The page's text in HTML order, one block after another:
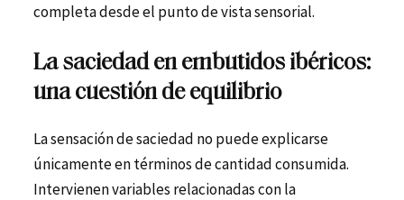
completa desde el punto de vista sensorial.
La saciedad en embutidos ibéricos:
una cuestión de equilibrio
La sensación de saciedad no puede explicarse
únicamente en términos de cantidad consumida.
Intervienen variables relacionadas con la